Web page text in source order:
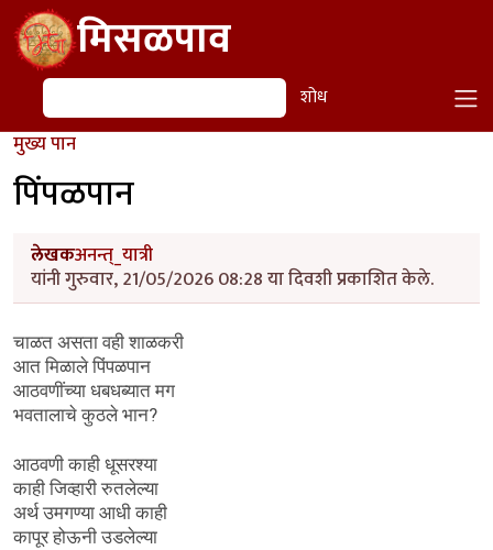
Skip to main contentमिसळपाव
शोध शोध
मुख्य पान
पिंपळपान
लेखकअनन्त्_यात्री
यांनी गुरुवार, 21/05/2026 08:28 या दिवशी प्रकाशित केले.
चाळत असता वही शाळकरी
आत मिळाले पिंपळपान
आठवणींच्या धबधब्यात मग
भवतालाचे कुठले भान?
आठवणी काही धूसरश्या
काही जिव्हारी रुतलेल्या
अर्थ उमगण्या आधी काही
कापूर होऊनी उडलेल्या